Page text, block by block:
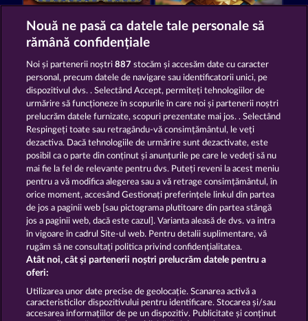
Jack Potter and the Book of Teos
Ramses Book Lucky Pharaoh Wild
Termeni și condiții
Declarație privind confidențialitatea și
cookies
Asistență tehnică Firmă
Trimite Cererea de Retragere
Nouă ne pasă ca datele tale personale să
rămână confidențiale
Noi și partenerii noștri887 stocăm și accesăm date cu caracter
personal, precum datele de navigare sau identificatorii unici, pe
dispozitivul dvs. . Selectând Accept, permiteți tehnologiilor de
urmărire să funcționeze în scopurile în care noi și partenerii noștri
prelucrăm datele furnizate, scopuri prezentate mai jos. . Selectând
Respingeți toate sau retragându-vă consimțământul, le veți
dezactiva. Dacă tehnologiile de urmărire sunt dezactivate, este
posibil ca o parte din conținut și anunțurile pe care le vedeți să nu
mai fie la fel de relevante pentru dvs. Puteți reveni la acest meniu
pentru a vă modifica alegerea sau a vă retrage consimțământul, în
orice moment, accesând Gestionați preferințele linkul din partea
de jos a paginii web [sau pictograma plutitoare din partea stângă
jos a paginii web, dacă este cazul]. Varianta aleasă de dvs. va intra
în vigoare în cadrul Site-ul web. Pentru detalii suplimentare, vă
rugăm să ne consultați politica privind confidențialitatea.
Atât noi, cât și partenerii noștri prelucrăm datele pentru a
oferi:
Utilizarea unor date precise de geolocație. Scanarea activă a
caracteristicilor dispozitivului pentru identificare. Stocarea și/sau
accesarea informațiilor de pe un dispozitiv. Publicitate și conținut